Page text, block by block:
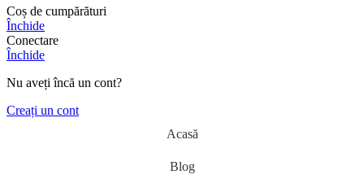
Coș de cumpărături
Închide
Conectare
Închide
Nu aveți încă un cont?
Creați un cont
Acasă
Blog